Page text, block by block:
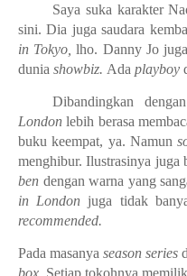
Saya suka karakter
sini. Dia juga saudara
in Tokyo,lho. Danny Jo
dunia showbiz. Ada playboy
Dibandingkan
Londonlebih berasa
buku keempat, ya. Namun
menghibur. Ilustrasinya juga
ben dengan warna yang
in Londonjuga tidak
recommended.
Pada masanya season series
box. Setiap tokohnya